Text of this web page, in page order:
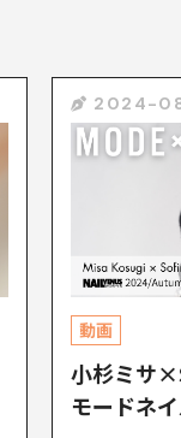
2024-
動画
小杉ミサ
モードネ